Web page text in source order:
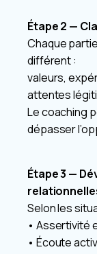
Étape 2 —
Chaque
différent :
valeurs,
attentes
Le coaching
dépasser
Étape 3 —
Selon les
• Assertivité
• Écoute